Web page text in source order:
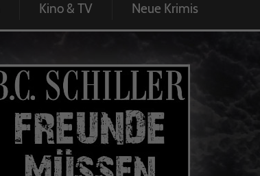
Kino & TV Neue Krimis